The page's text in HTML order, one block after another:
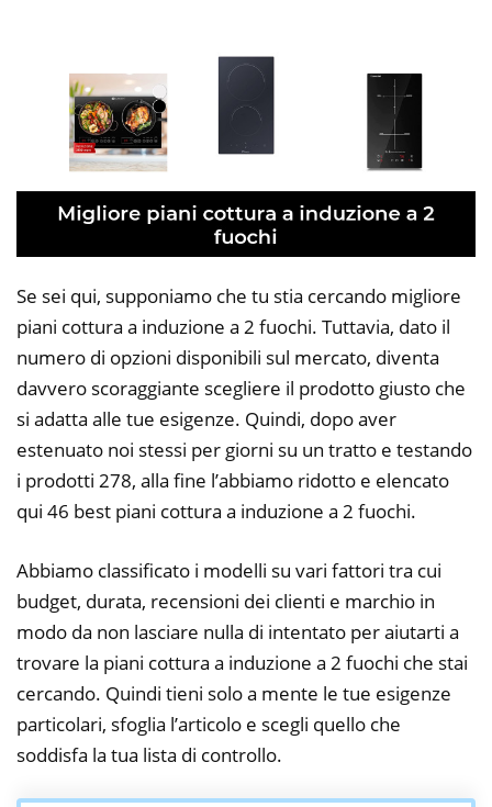
Se sei qui, supponiamo che tu stia cercando migliore
piani cottura a induzione a 2 fuochi. Tuttavia, dato il
numero di opzioni disponibili sul mercato, diventa
davvero scoraggiante scegliere il prodotto giusto che
si adatta alle tue esigenze. Quindi, dopo aver
estenuato noi stessi per giorni su un tratto e testando
i prodotti 278, alla fine l’abbiamo ridotto e elencato
qui 46 best piani cottura a induzione a 2 fuochi.
Abbiamo classificato i modelli su vari fattori tra cui
budget, durata, recensioni dei clienti e marchio in
modo da non lasciare nulla di intentato per aiutarti a
trovare la piani cottura a induzione a 2 fuochi che stai
cercando. Quindi tieni solo a mente le tue esigenze
particolari, sfoglia l’articolo e scegli quello che
soddisfa la tua lista di controllo.